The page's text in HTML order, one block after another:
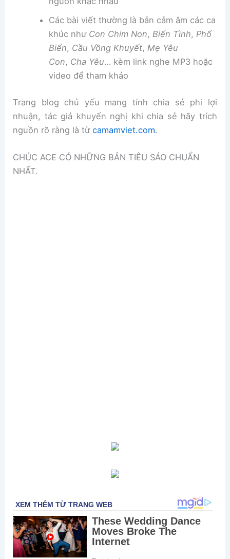
Các bài viết thường là bản cảm âm các ca
khúc như Con Chim Non, Biển Tình, Phố
Biển, Cầu Vồng Khuyết, Mẹ Yêu
Con, Cha Yêu… kèm link nghe MP3 hoặc
video để tham khảo
Trang blog chủ yếu mang tính chia sẻ phi lợi
nhuận, tác giả khuyến nghị khi chia sẻ hãy trích
nguồn rõ ràng là từcamamviet.com.
CHÚC ACE CÓ NHỮNG BẢN TIÊU SÁO CHUẨN
NHẤT.